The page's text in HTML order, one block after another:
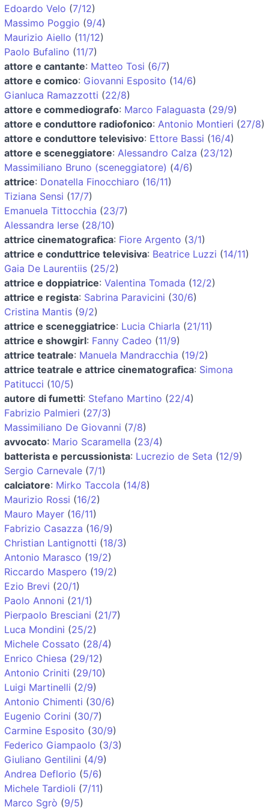
Edoardo Velo (7/12)
Massimo Poggio (9/4)
Maurizio Aiello (11/12)
Paolo Bufalino (11/7)
attore e cantante: Matteo Tosi (6/7)
attore e comico: Giovanni Esposito (14/6)
Gianluca Ramazzotti (22/8)
attore e commediografo: Marco Falaguasta (29/9)
attore e conduttore radiofonico: Antonio Montieri (27/8)
attore e conduttore televisivo: Ettore Bassi (16/4)
attore e sceneggiatore: Alessandro Calza (23/12)
Massimiliano Bruno (sceneggiatore) (4/6)
attrice: Donatella Finocchiaro (16/11)
Tiziana Sensi (17/7)
Emanuela Tittocchia (23/7)
Alessandra Ierse (28/10)
attrice cinematografica: Fiore Argento (3/1)
attrice e conduttrice televisiva: Beatrice Luzzi (14/11)
Gaia De Laurentiis (25/2)
attrice e doppiatrice: Valentina Tomada (12/2)
attrice e regista: Sabrina Paravicini (30/6)
Cristina Mantis (9/2)
attrice e sceneggiatrice: Lucia Chiarla (21/11)
attrice e showgirl: Fanny Cadeo (11/9)
attrice teatrale: Manuela Mandracchia (19/2)
attrice teatrale e attrice cinematografica: Simona
Patitucci (10/5)
autore di fumetti: Stefano Martino (22/4)
Fabrizio Palmieri (27/3)
Massimiliano De Giovanni (7/8)
avvocato: Mario Scaramella (23/4)
batterista e percussionista: Lucrezio de Seta (12/9)
Sergio Carnevale (7/1)
calciatore: Mirko Taccola (14/8)
Maurizio Rossi (16/2)
Mauro Mayer (16/11)
Fabrizio Casazza (16/9)
Christian Lantignotti (18/3)
Antonio Marasco (19/2)
Riccardo Maspero (19/2)
Ezio Brevi (20/1)
Paolo Annoni (21/1)
Pierpaolo Bresciani (21/7)
Luca Mondini (25/2)
Michele Cossato (28/4)
Enrico Chiesa (29/12)
Antonio Criniti (29/10)
Luigi Martinelli (2/9)
Antonio Chimenti (30/6)
Eugenio Corini (30/7)
Carmine Esposito (30/9)
Federico Giampaolo (3/3)
Giuliano Gentilini (4/9)
Andrea Deflorio (5/6)
Michele Tardioli (7/11)
Marco Sgrò (9/5)